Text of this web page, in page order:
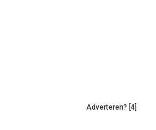
Adverteren? [4]